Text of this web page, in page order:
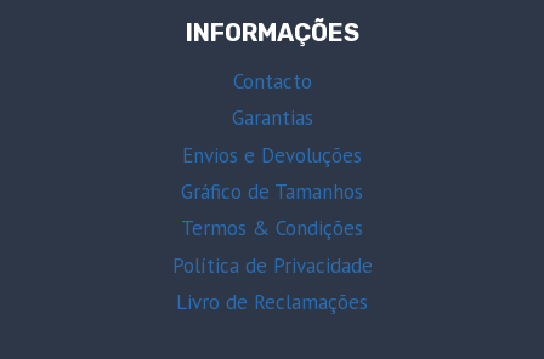
INFORMAÇÕES
Contacto
Garantias
Envios e Devoluções
Gráfico de Tamanhos
Termos & Condições
Política de Privacidade
Livro de Reclamações